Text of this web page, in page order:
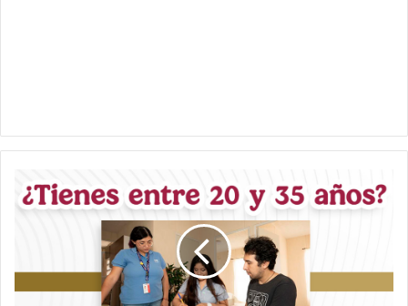
impulsa
20
a